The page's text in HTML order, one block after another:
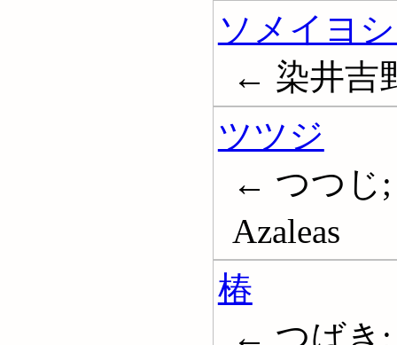
ソメイヨ
← 染井吉
ツツジ
← つつじ;
Azaleas
椿
← つばき;